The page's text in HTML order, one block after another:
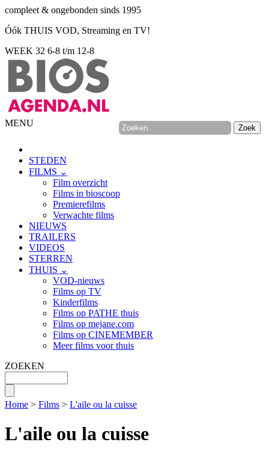
compleet & ongebonden sinds 1995
Óók THUIS VOD, Streaming en TV!
WEEK 32 6-8 t/m 12-8
MENU
STEDEN
FILMS ⌄
Film overzicht
Films in bioscoop
Premierefilms
Verwachte films
NIEUWS
TRAILERS
VIDEOS
STERREN
THUIS ⌄
VOD-nieuws
Films op TV
Kinderfilms
Films op PATHE thuis
Films op mejane.com
Films op CINEMEMBER
Meer films voor thuis
ZOEKEN
Home > Films > L'aile ou la cuisse
L'aile ou la cuisse